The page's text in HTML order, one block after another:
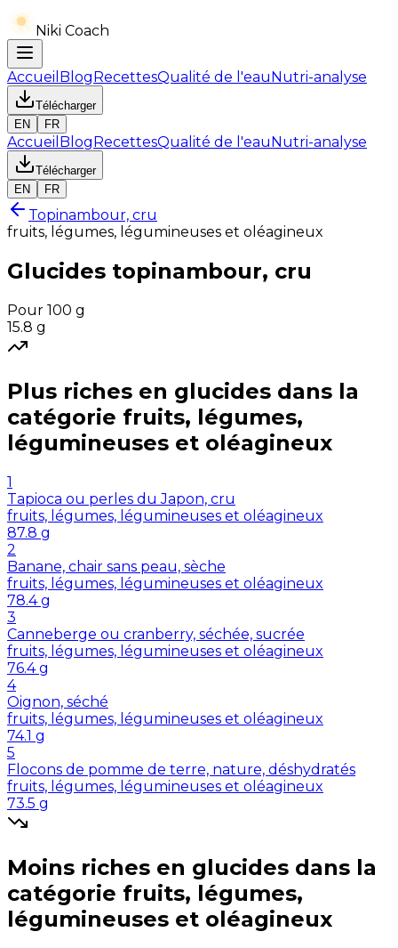
Niki Coach
Accueil BlogRecettesQualité de l'eauNutri-analyse
Télécharger
EN
FR
Accueil BlogRecettesQualité de l'eauNutri-analyse
Télécharger
EN
FR
Topinambour, cru
fruits, légumes, légumineuses et oléagineux
Glucides topinambour, cru
Pour 100 g
15.8 g
Plus riches en glucides dans la
catégorie fruits, légumes,
légumineuses et oléagineux
1
Tapioca ou perles du Japon, cru
fruits, légumes, légumineuses et oléagineux
87.8 g
2
Banane, chair sans peau, sèche
fruits, légumes, légumineuses et oléagineux
78.4 g
3
Canneberge ou cranberry, séchée, sucrée
fruits, légumes, légumineuses et oléagineux
76.4 g
4
Oignon, séché
fruits, légumes, légumineuses et oléagineux
74.1 g
5
Flocons de pomme de terre, nature, déshydratés
fruits, légumes, légumineuses et oléagineux
73.5 g
Moins riches en glucides dans la
catégorie fruits, légumes,
légumineuses et oléagineux